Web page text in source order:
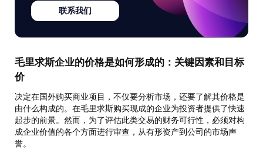
联系我们
毛里求斯企业的价格是如何形成的：关键因素和目标
价
决定在国外购买商业项目，不仅要分析市场，还要了解其价格是
由什么构成的。在毛里求斯购买现成的企业为投资者提供了快速
起步的前景。然而，为了评估此类交易的财务可行性，必须对构
成企业价值的各个方面进行审查，从有形资产到公司的市场声
誉。